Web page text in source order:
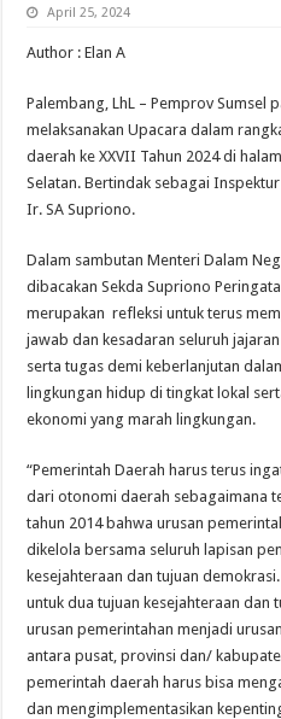
April 25, 2024
Author : Elan A
Palembang, LhL – Pemprov Sumsel
melaksanakan Upacara dalam
daerah ke XXVII Tahun 2024 di
Selatan. Bertindak sebagai
Ir. SA Supriono.
Dalam sambutan Menteri Dalam
dibacakan Sekda Supriono
merupakan refleksi untuk terus
jawab dan kesadaran seluruh
serta tugas demi keberlanjutan
lingkungan hidup di tingkat lokal
ekonomi yang marah lingkungan.
“Pemerintah Daerah harus terus
dari otonomi daerah sebagaimana
tahun 2014 bahwa urusan
dikelola bersama seluruh lapisan
kesejahteraan dan tujuan
untuk dua tujuan kesejahteraan dan
urusan pemerintahan menjadi
antara pusat, provinsi dan/
pemerintah daerah harus bisa
dan mengimplementasikan